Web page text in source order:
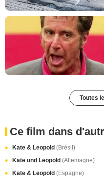
Toutes
Ce film dans
Kate & Leopold (Brésil)
Kate und Leopold (Allemagne)
Kate & Leopold (Espagne)